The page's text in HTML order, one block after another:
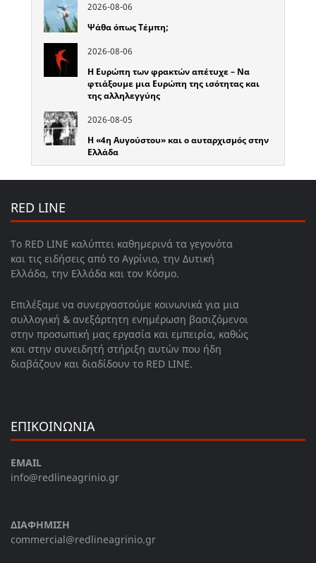
2026-08-06
Ψάθα όπως Τέμπη;
2026-08-06
Η Ευρώπη των φρακτών απέτυχε – Να
φτιάξουμε μια Ευρώπη της ισότητας και
της αλληλεγγύης
2026-08-05
Η «4η Αυγούστου» και ο αυταρχισμός στην
Ελλάδα
RED LINE
Το RED LINE καλύπτει καθημερινά τα γεγονότα
και τις ειδήσεις από το Αγρίνιο, την Δυτική
Ελλάδα, την Ελλάδα και τον Κόσμο.
Επιλέξαμε να συνεργαστούμε κοινωνικά για μια
συλλογική & ανεξάρτητη ενημέρωση βασιζόμενοι
στην προσωπική μας εργασία και εμπειρία, καθώς
και στην συνειδητή στήριξη αυτών που ήδη
διαβάζουν και διαδίδουν το RED LINE.
ΕΠΙΚΟΙΝΩΝΙΑ
EMAIL
info@redlineagrinio.gr
ΔΙΑΦΗΜΙΣΗ
commercial@redlineagrinio.gr